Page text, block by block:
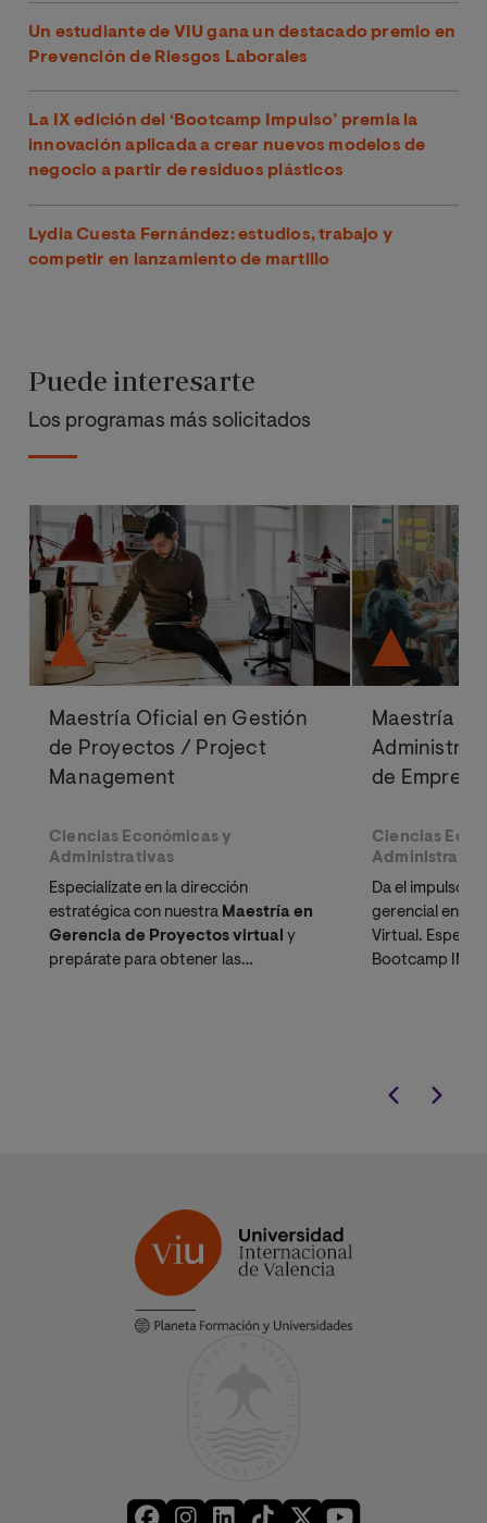
Un estudiante de VIU gana un destacado premio en
Prevención de Riesgos Laborales
La IX edición del ‘Bootcamp Impulso’ premia la
innovación aplicada a crear nuevos modelos de
negocio a partir de residuos plásticos
Lydia Cuesta Fernández: estudios, trabajo y
competir en lanzamiento de martillo
Puede interesarte
Los programas más solicitados
Maestría Oficial en Gestión
de Proyectos / Project
Management
Ciencias Económicas y
Administrativas
Especialízate en la dirección
estratégica con nuestra Maestría en
Gerencia de Proyectos virtual y
prepárate para obtener las
Maestría
de
Ciencias
Da el impulso
gerencial en
Virtual.
Bootcamp